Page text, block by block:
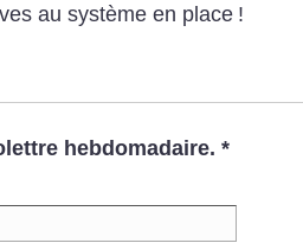
au système en place !
hebdomadaire. *